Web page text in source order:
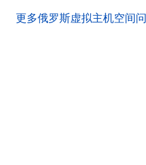
更多俄罗斯虚拟主机空间